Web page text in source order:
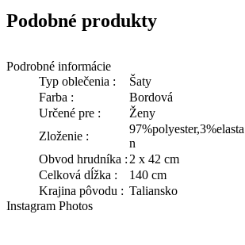
Podrobné informácie
Typ oblečenia :
Šaty
Farba :
Bordová
Určené pre :
Ženy
Zloženie :
97%polyester,3%elasta
n
Obvod hrudníka :2 x 42 cm
Celková dĺžka :
140 cm
Krajina pôvodu : Taliansko
Instagram Photos
Podobné produkty